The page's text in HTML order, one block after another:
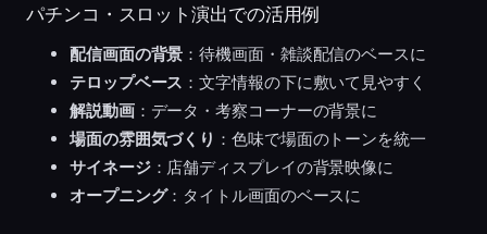
パチンコ・スロット演出での活用例
配信画面の背景 ：待機画面・雑談配信のベースに
テロップベース ：文字情報の下に敷いて見やすく
解説動画：データ・考察コーナーの背景に
場面の雰囲気づくり ：色味で場面のトーンを統一
サイネージ：店舗ディスプレイの背景映像に
オープニング：タイトル画面のベースに